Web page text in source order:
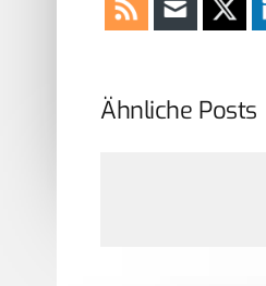
Ähnliche Posts